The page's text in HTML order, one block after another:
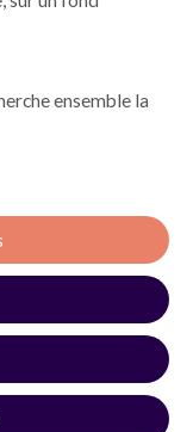
ensemble la